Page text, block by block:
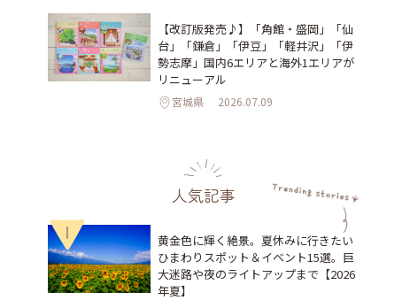
【改訂版発売♪】「角館・盛岡」「仙
台」「鎌倉」「伊豆」「軽井沢」「伊
勢志摩」国内6エリアと海外1エリアが
リニューアル
宮城県 2026.07.09
人気記事
1
黄金色に輝く絶景。夏休みに行きたい
ひまわりスポット＆イベント15選。巨
大迷路や夜のライトアップまで【2026
年夏】